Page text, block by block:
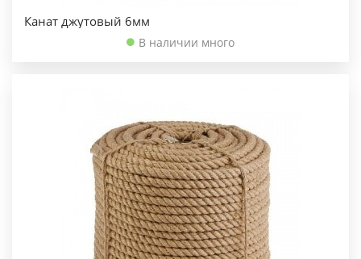
Канат джутовый 6мм
В наличии много